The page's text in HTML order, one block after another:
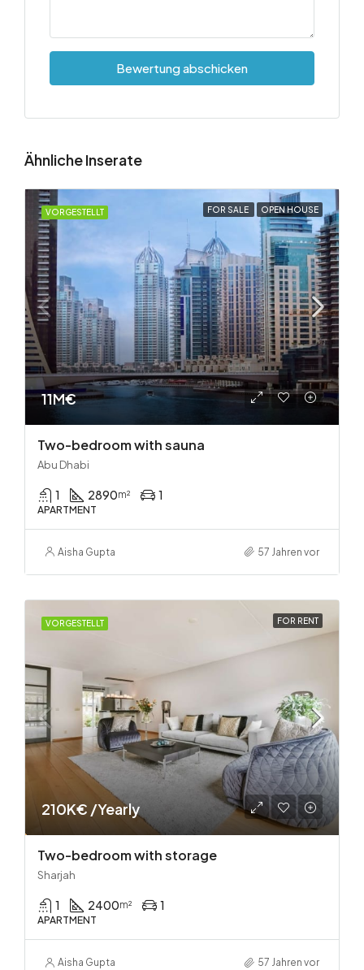
Bewertung abschicken
Ähnliche Inserate
VORGESTELLT FOR SALE OPEN HOUSE
11M€
Two-bedroom with sauna
Abu Dhabi
1 2890m² 1
APARTMENT
Aisha Gupta 57 Jahren vor
VORGESTELLT FOR RENT
210K€ /Yearly
Two-bedroom with storage
Sharjah
1 2400m² 1
APARTMENT
Aisha Gupta 57 Jahren vor